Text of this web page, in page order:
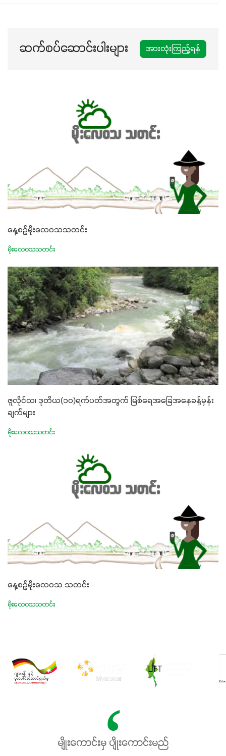
ဆက်စပ်ဆောင်းပါးများ အားလုံးကြည့်ရန်
နေ့စဉ်မိုးလေဝသသတင်း
မိုးလေဝသသတင်း
ဇူလိုင်လ၊ ဒုတိယ(၁၀)ရက်ပတ်အတွက် မြစ်ရေအခြေအနေခန့်မှန်း
ချက်များ
မိုးလေဝသသတင်း
နေ့စဉ်မိုးလေဝသ သတင်း
မိုးလေဝသသတင်း
မျိုးကောင်းမှ ပျိုးကောင်းမည်